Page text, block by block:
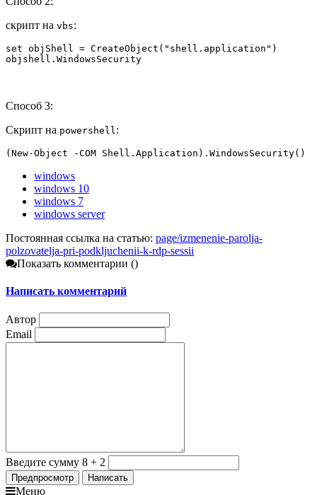
скрипт на vbs:
set objShell = CreateObject("shell.application")
objshell.WindowsSecurity
Способ 3:
Скрипт на powershell :
(New-Object -COM Shell.Application).WindowsSecurity()
windows
windows 10
windows 7
windows server
Постоянная ссылка на статью: page/izmenenie-parolja-
polzovatelja-pri-podkljuchenii-k-rdp-sessii
Показать комментарии ()
Написать комментарий
Автор
Email
Введите сумму 8 + 2
Меню